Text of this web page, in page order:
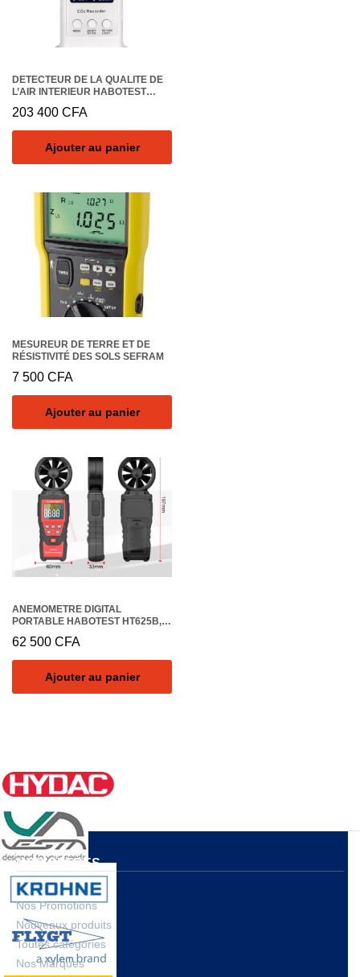
DETECTEUR DE LA QUALITE DE
L’AIR INTERIEUR HABOTEST
BENZENE, TEMPERATURE ET
HUMIDITE
203 400 CFA
Ajouter au panier
MESUREUR DE TERRE ET DE
RÉSISTIVITÉ DES SOLS SEFRAM
7 500 CFA
Ajouter au panier
ANEMOMETRE DIGITAL
PORTABLE HABOTEST HT625B,
62 500 CFA
Ajouter au panier
NOS OFFRES
Nos Promotions
Nouveaux produits
Toutes catégories
Nos Marques